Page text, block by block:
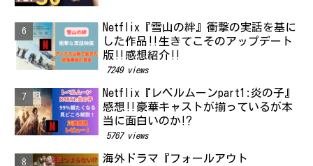
Netflix『雪山の絆』衝撃の実話を基に
した作品‼生きてこそのアップデート
版‼感想紹介‼
7249 views
Netflix『レベルムーンpart1:炎の子』
感想‼豪華キャストが揃っているが本
当に面白いのか⁉
5767 views
海外ドラマ『フォールアウト